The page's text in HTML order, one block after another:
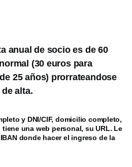
anual de socio es de 60
(30 euros para
25 años) prorrateandose
alta.
y DNI/CIF, domicilio completo,
una web personal, su URL. Le
donde hacer el ingreso de la